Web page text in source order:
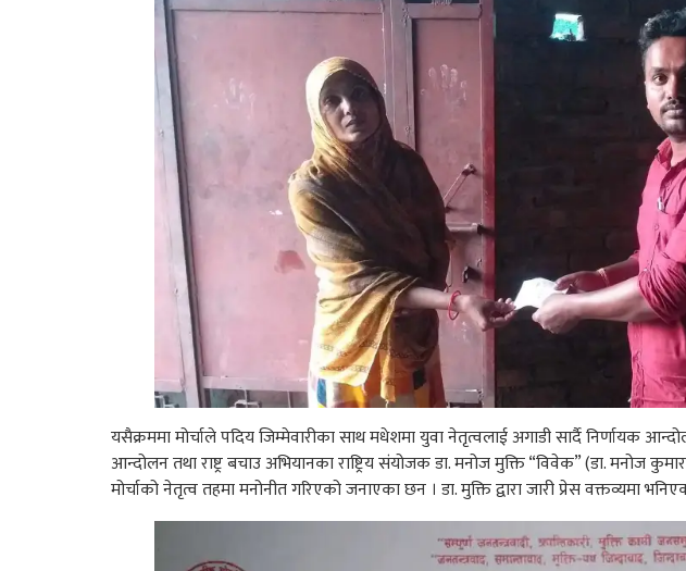
यसैक्रममा मोर्चाले पदिय जिम्मेवारीका साथ मधेशमा युवा नेतृत्वलाई अगाडी सार्दै निर्णायक
आन्दोलन तथा राष्ट्र बचाउ अभियानका राष्ट्रिय संयोजक डा. मनोज मुक्ति “विवेक” (डा. मनोज
मोर्चाको नेतृत्व तहमा मनोनीत गरिएको जनाएका छन । डा. मुक्ति द्वारा जारी प्रेस वक्तव्यमा